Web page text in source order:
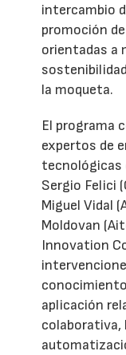
intercambio
promoción
orientadas a
la moqueta.
El programa
expertos de
tecnológicas
Sergio Felici
Miguel Vidal
Moldovan
Innovation
aplicación
colaborativa,